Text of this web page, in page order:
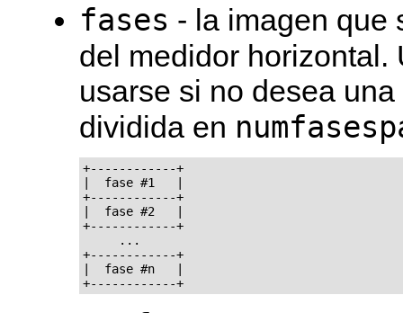
fases - la imagen que
del medidor
usarse si no desea
dividida en
+------------+
|  fase #1   |
+------------+
|  fase #2   |
+------------+
     ...
+------------+
|  fase #n   |